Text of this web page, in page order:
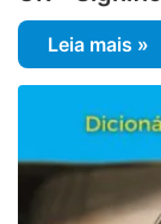
Leia mais »